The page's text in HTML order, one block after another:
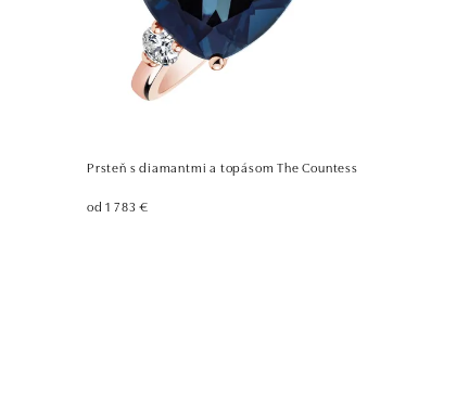
Prsteň s diamantmi a topásom The Countess
od 1 783 €